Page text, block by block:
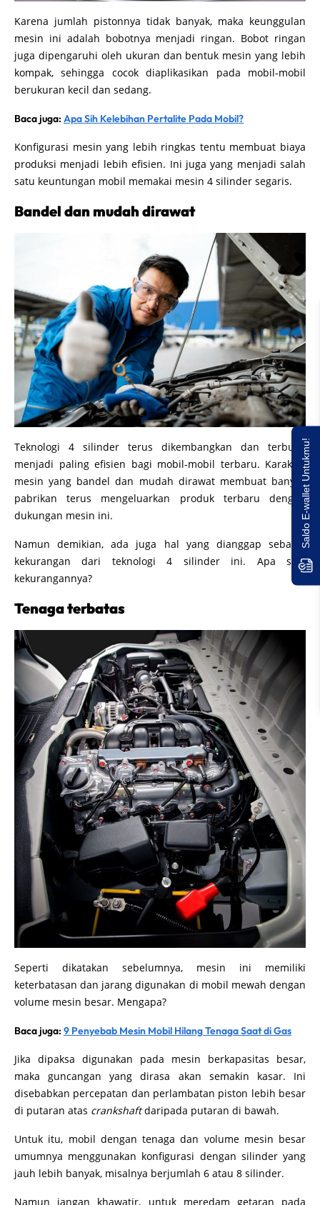
Karena jumlah pistonnya tidak banyak, maka keunggulan
mesin ini adalah bobotnya menjadi ringan. Bobot ringan
juga dipengaruhi oleh ukuran dan bentuk mesin yang lebih
kompak, sehingga cocok diaplikasikan pada mobil-mobil
berukuran kecil dan sedang.
Baca juga: Apa Sih Kelebihan Pertalite Pada Mobil?
Konfigurasi mesin yang lebih ringkas tentu membuat biaya
produksi menjadi lebih efisien. Ini juga yang menjadi salah
satu keuntungan mobil memakai mesin 4 silinder segaris.
Bandel dan mudah dirawat
Teknologi 4 silinder terus dikembangkan dan terbukti
menjadi paling efisien bagi mobil-mobil terbaru. Karakter
mesin yang bandel dan mudah dirawat membuat banyak
pabrikan terus mengeluarkan produk terbaru dengan
dukungan mesin ini.
Namun demikian, ada juga hal yang dianggap sebagai
kekurangan dari teknologi 4 silinder ini. Apa saja
kekurangannya?
Tenaga terbatas
Seperti dikatakan sebelumnya, mesin ini memiliki
keterbatasan dan jarang digunakan di mobil mewah dengan
volume mesin besar. Mengapa?
Baca juga: 9 Penyebab Mesin Mobil Hilang Tenaga Saat di Gas
Jika dipaksa digunakan pada mesin berkapasitas besar,
maka guncangan yang dirasa akan semakin kasar. Ini
disebabkan percepatan dan perlambatan piston lebih besar
di putaran atas crankshaftdaripada putaran di bawah.
Untuk itu, mobil dengan tenaga dan volume mesin besar
umumnya menggunakan konfigurasi dengan silinder yang
jauh lebih banyak, misalnya berjumlah 6 atau 8 silinder.
Namun jangan khawatir, untuk meredam getaran pada
Saldo E-wallet Untukmu!